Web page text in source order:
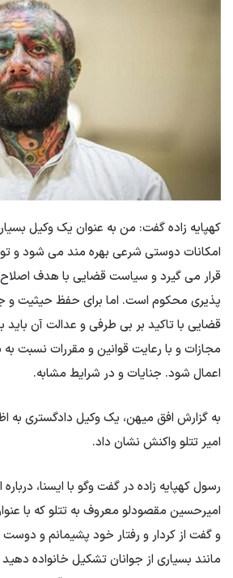
کهپایه زاده گفت: من به عنوان یک وکیل
امکانات دوستی شرعی بهره مند می شود و
قرار می گیرد و سیاست قضایی با هدف
پذیری محکوم است. اما برای حفظ حیثیت و
قضایی با تاکید بر بی طرفی و عدالت آن
مجازات و با رعایت قوانین و مقررات نسبت
اعمال شود. جنایات و در شرایط مشابه.
به گزارش افق میهن، یک وکیل دادگستری به
امیر تتلو واکنش نشان داد.
رسول کهپایه زاده در گفت وگو با ایسنا،
امیرحسین مقصودلو معروف به تتلو که با
و گفت از کردار و رفتار خود پشیمانم و دوست
مانند بسیاری از جوانان تشکیل خانواده